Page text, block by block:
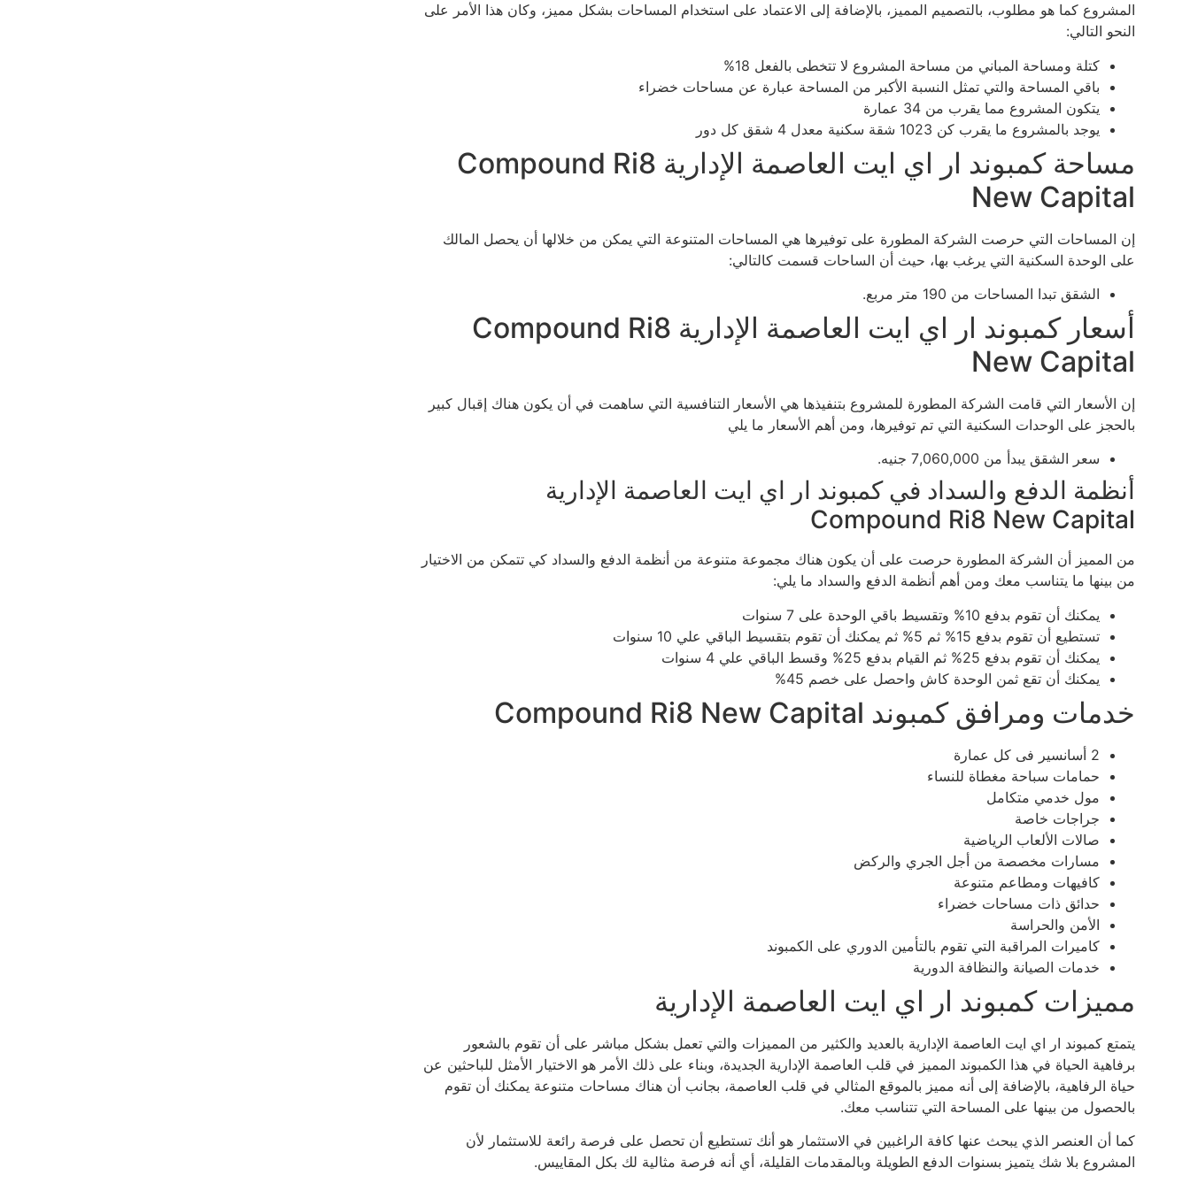
المشروع كما هو مطلوب، بالتصميم المميز، بالإضافة إلى الاعتماد على استخدام المساحات بشكل مميز، وكان هذا الأمر على
النحو التالي:
كتلة ومساحة المباني من مساحة المشروع لا تتخطى بالفعل 18%
باقي المساحة والتي تمثل النسبة الأكبر من المساحة عبارة عن مساحات خضراء
يتكون المشروع مما يقرب من 34 عمارة
يوجد بالمشروع ما يقرب كن 1023 شقة سكنية معدل 4 شقق كل دور
مساحة كمبوند ار اي ايت العاصمة الإدارية Compound Ri8
New Capital
إن المساحات التي حرصت الشركة المطورة على توفيرها هي المساحات المتنوعة التي يمكن من خلالها أن يحصل المالك
على الوحدة السكنية التي يرغب بها، حيث أن الساحات قسمت كالتالي:
الشقق تبدا المساحات من 190 متر مربع.
أسعار كمبوند ار اي ايت العاصمة الإدارية Compound Ri8
New Capital
إن الأسعار التي قامت الشركة المطورة للمشروع بتنفيذها هي الأسعار التنافسية التي ساهمت في أن يكون هناك إقبال كبير
بالحجز على الوحدات السكنية التي تم توفيرها، ومن أهم الأسعار ما يلي
سعر الشقق يبدأ من 7,060,000 جنيه.
أنظمة الدفع والسداد في كمبوند ار اي ايت العاصمة الإدارية
Compound Ri8 New Capital
من المميز أن الشركة المطورة حرصت على أن يكون هناك مجموعة متنوعة من أنظمة الدفع والسداد كي تتمكن من الاختيار
من بينها ما يتناسب معك ومن أهم أنظمة الدفع والسداد ما يلي:
يمكنك أن تقوم بدفع 10% وتقسيط باقي الوحدة على 7 سنوات
تستطيع أن تقوم بدفع 15% ثم 5% ثم يمكنك أن تقوم بتقسيط الباقي علي 10 سنوات
يمكنك أن تقوم بدفع 25% ثم القيام بدفع 25% وقسط الباقي علي 4 سنوات
يمكنك أن تقع ثمن الوحدة كاش واحصل على خصم 45%
خدمات ومرافق كمبوند Compound Ri8 New Capital
2 أسانسير فى كل عمارة
حمامات سباحة مغطاة للنساء
مول خدمي متكامل
جراجات خاصة
صالات الألعاب الرياضية
مسارات مخصصة من أجل الجري والركض
كافيهات ومطاعم متنوعة
حدائق ذات مساحات خضراء
الأمن والحراسة
كاميرات المراقبة التي تقوم بالتأمين الدوري على الكمبوند
خدمات الصيانة والنظافة الدورية
مميزات كمبوند ار اي ايت العاصمة الإدارية
يتمتع كمبوند ار اي ايت العاصمة الإدارية بالعديد والكثير من المميزات والتي تعمل بشكل مباشر على أن تقوم بالشعور
برفاهية الحياة في هذا الكمبوند المميز في قلب العاصمة الإدارية الجديدة، وبناء على ذلك الأمر هو الاختيار الأمثل للباحثين عن
حياة الرفاهية، بالإضافة إلى أنه مميز بالموقع المثالي في قلب العاصمة، بجانب أن هناك مساحات متنوعة يمكنك أن تقوم
بالحصول من بينها على المساحة التي تتناسب معك.
كما أن العنصر الذي يبحث عنها كافة الراغبين في الاستثمار هو أنك تستطيع أن تحصل على فرصة رائعة للاستثمار لأن
المشروع بلا شك يتميز بسنوات الدفع الطويلة وبالمقدمات القليلة، أي أنه فرصة مثالية لك بكل المقاييس.